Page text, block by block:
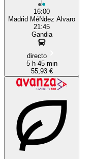
16:00
Madrid MéNdez Alvaro
21:45
Gandia
directo
5 h 45 min
55,93 €